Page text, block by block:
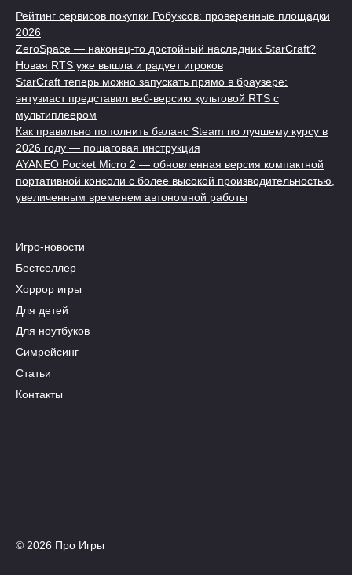
Рейтинг сервисов покупки Робуксов: проверенные площадки
2026
ZeroSpace — наконец-то достойный наследник StarCraft?
Новая RTS уже вышла и радует игроков
StarCraft теперь можно запускать прямо в браузере:
энтузиаст представил веб-версию культовой RTS с
мультиплеером
Как правильно пополнить баланс Steam по лучшему курсу в
2026 году — пошаговая инструкция
AYANEO Pocket Micro 2 — обновленная версия компактной
портативной консоли с более высокой производительностью,
увеличенным временем автономной работы
Игро-новости
Бестселлер
Хоррор игры
Для детей
Для ноутбуков
Симрейсинг
Статьи
Контакты
© 2026 Про Игры